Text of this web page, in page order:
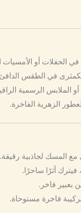
في الحفلات أو الأمسيات
في الطقس
الملابس الرسمية
الزهرية الفاخرة.
المسك لجاذبية رقيقة.
بعبير فاخر.
فاخرة مستوحاة.